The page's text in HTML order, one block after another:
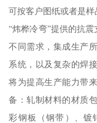
可按客户图纸或者是
“炜桦冷弯”提供的抗
不同需求，集成生产
系统，以及复杂的焊
将为提高生产能力带
备：轧制材料的材质
彩钢板（钢带）、镀